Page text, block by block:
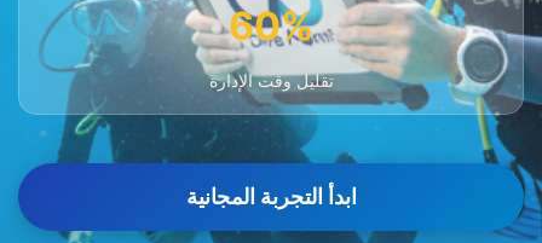
60%
تقليل وقت الإدارة
ابدأ التجربة المجانية